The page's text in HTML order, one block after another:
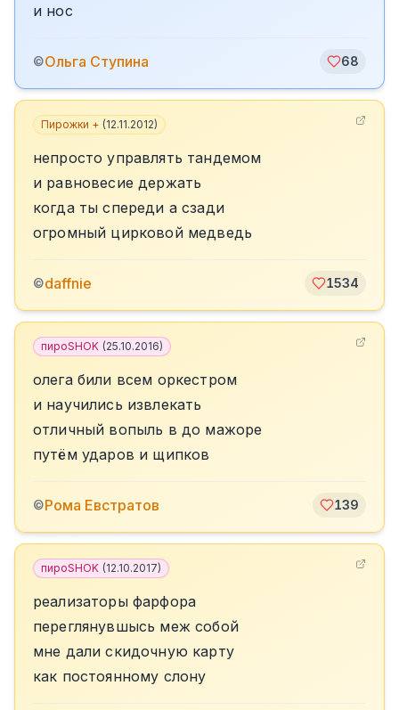
и нос
©Ольга Ступина 68
Пирожки + (12.11.2012)
непросто управлять тандемом
и равновесие держать
когда ты спереди а сзади
огромный цирковой медведь
©daffnie 1534
пироSHOK (25.10.2016)
олега били всем оркестром
и научились извлекать
отличный вопыль в до мажоре
путём ударов и щипков
©Рома Евстратов 139
пироSHOK (12.10.2017)
реализаторы фарфора
переглянувшысь меж собой
мне дали скидочную карту
как постоянному слону